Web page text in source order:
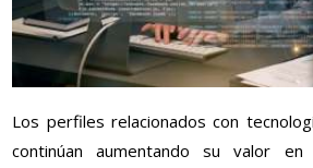
Los perfiles relacionados con
continúan aumentando su valor